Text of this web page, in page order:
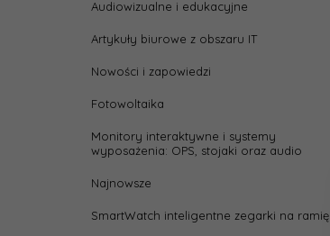
Audiowizualne i edukacyjne
Artykuły biurowe z obszaru IT
Nowości i zapowiedzi
Fotowoltaika
Monitory interaktywne i systemy
wyposażenia: OPS, stojaki oraz audio
Najnowsze
SmartWatch inteligentne zegarki na ramię